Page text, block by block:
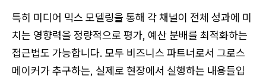
특히 미디어 믹스 모델링을 통해 각 채널이 전체 성과에 미
치는 영향력을 정량적으로 평가, 예산 분배를 최적화하는
접근법도 가능합니다. 모두 비즈니스 파트너로서 그로스
메이커가 추구하는, 실제로 현장에서 실행하는 내용들입